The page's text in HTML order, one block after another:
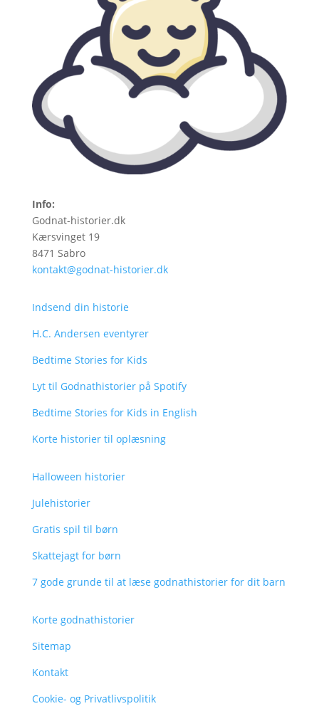
Info:
Godnat-historier.dk
Kærsvinget 19
8471 Sabro
kontakt@godnat-historier.dk
Indsend din historie
H.C. Andersen eventyrer
Bedtime Stories for Kids
Lyt til Godnathistorier på Spotify
Bedtime Stories for Kids in English
Korte historier til oplæsning
Halloween historier
Julehistorier
Gratis spil til børn
Skattejagt for børn
7 gode grunde til at læse godnathistorier for dit barn
Korte godnathistorier
Sitemap
Kontakt
Cookie- og Privatlivspolitik